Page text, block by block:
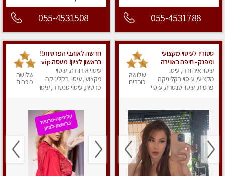
055-4531788
055-4531508
סטודיו לעיסוי מקצועי
ומפנק - חיפה באווירה
נעימה ושקטה
עיסוי אירוודה, עיסוי
מקצועי, עיסוי בקליניקה
פרטית, עיסוי טנטרה, עיסוי
שלושה
כוכבים
חדשה לאוהבי הפרטיות!!
בראשון לציון! מעסה vip
מפנקת בקליניקה פרטית
לחלוטין!!! לבד! לרציניים
בלבד! מומלץ!
עיסוי אירוודה, עיסוי
מקצועי, עיסוי בקליניקה
פרטית, עיסוי טנטרה, עיסוי
שלושה
כוכבים